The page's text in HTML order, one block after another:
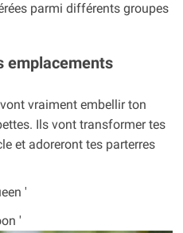
parmi différents groupes
emplacements
vraiment embellir ton
Ils vont transformer tes
et adoreront tes parterres
'
'